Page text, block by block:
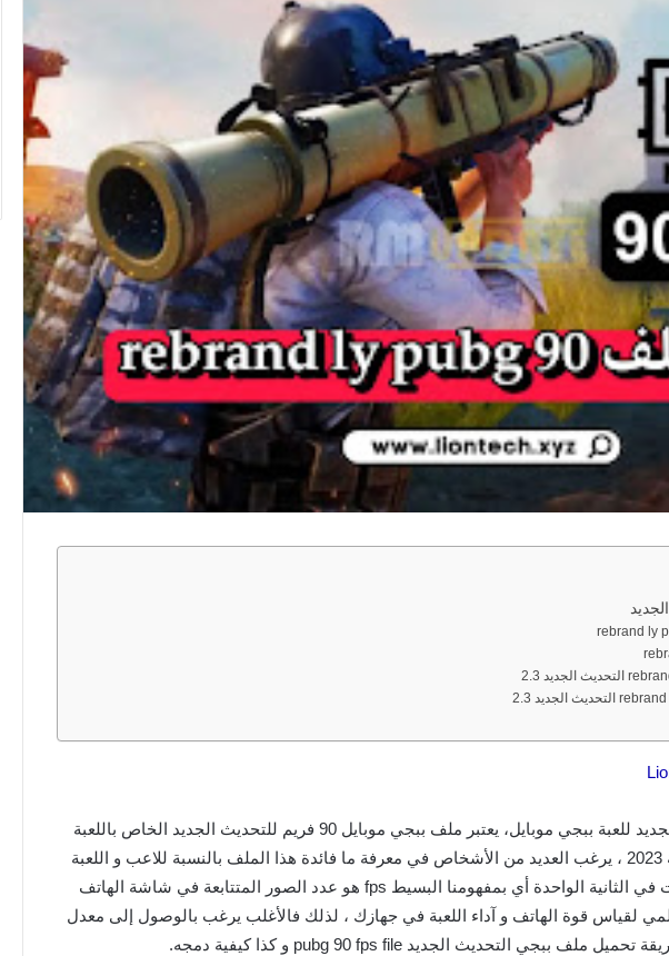
تحميل ملف rebrand ly pubg 90 التحديث الجديد للعبة ببجي موبايل، يعتبر ملف ببجي موبايل 90 فريم للتحديث الجديد الخاص باللعبة
في أحدث إصدار لها pubg 90 fps v3.2 لسنة 2023 ، يرغب العديد من الأشخاص في معرفة ما فائدة هذا الملف بالنسبة للاعب و اللعبة
عموما ، نقصد بالفريمات هي معدل الإطارات في الثانية الواحدة أي بمفهومنا البسيط fps هو عدد الصور المتتابعة في شاشة الهاتف
لقياس قوة الهاتف و آداء اللعبة في جهازك ، لذلك فالأغلب يرغب بالوصول إلى معدل